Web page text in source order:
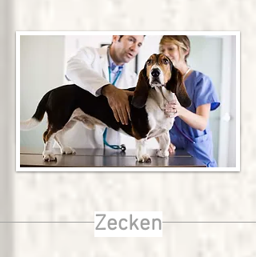
Zecken